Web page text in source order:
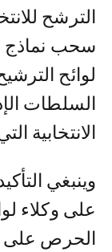
الترشح
سحب نماذج
لوائح
السلطات
الانتخابية
وينبغي
على وكلاء
الحرص على